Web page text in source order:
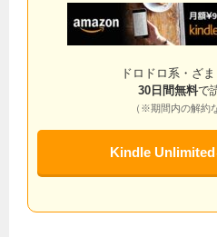
ドロドロ系・ざ
30日間無料で
（※期間内の解約
Kindle Unlimited